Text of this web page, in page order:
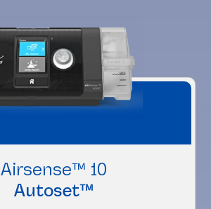
Airsense™ 10
Autoset™